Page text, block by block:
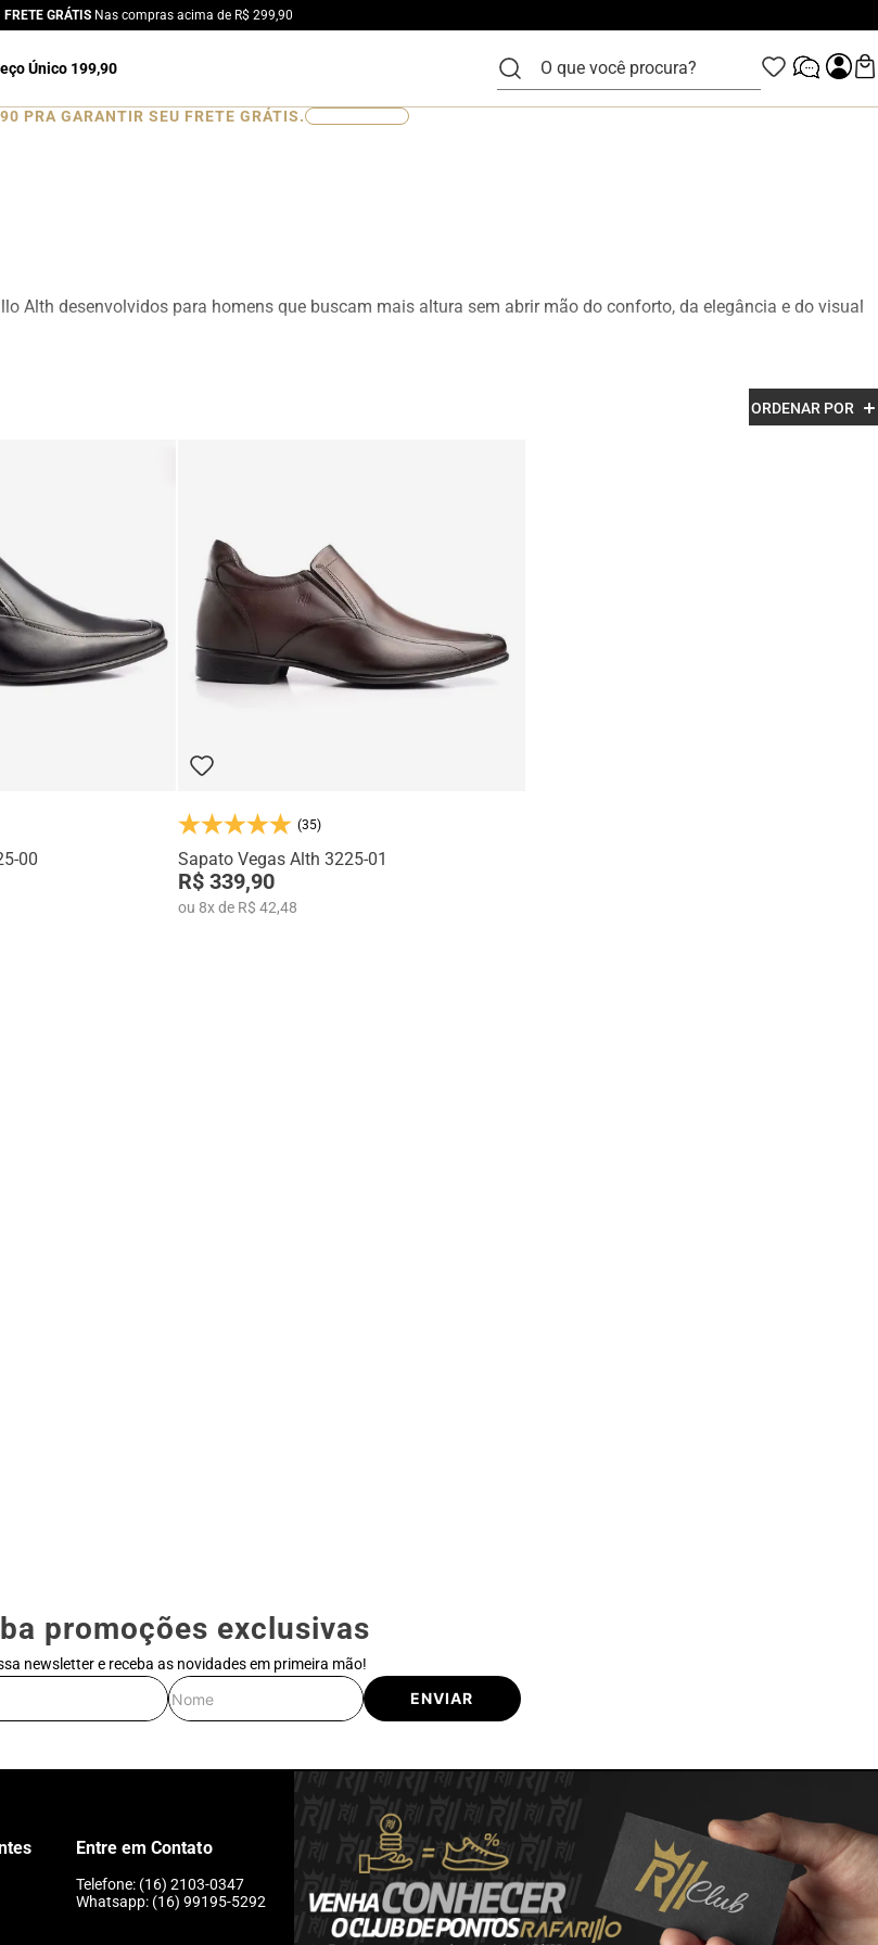
FRETE GRÁTIS Nas compras acima de R$ 299,90
Único 199,90
O que você procura?
PRA GARANTIR SEU FRETE GRÁTIS. 0
Alth desenvolvidos para homens que buscam mais altura sem abrir mão do conforto, da elegância e do visual
de altura de forma discreta e natural. Produzidos em couro legítimo e com acabamento premium, os
sapatênis com tecnologia de elevação interna, desenvolvidos para garantir mais confiança, postura e estilo em
ORDENAR POR
00
(35)
Sapato Vegas Alth 3225-01
R$ 339,90
ou 8xde R$ 42,48
promoções exclusivas
newsletter e receba as novidades em primeira mão!
ENVIAR
Entre em Contato
Telefone: (16) 2103-0347
Whatsapp: (16) 99195-5292